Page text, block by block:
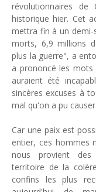
Economie
Unknown
-
Industrie
Unknown-
Le cours
Tsirisoa
Voaara
Tsirisoa
Unknown-
Véhicules
Tsirisoa
révolutionnaires de
historique hier. Cet
mettra fin à un demi-
morts, 6,9 millions
plus la guerre", a
a prononcé les mots
auraient été
sincères excuses à
mal qu'on a pu causer
Car une paix est
entier, ces hommes
nous provient des
territoire de la
confins les plus